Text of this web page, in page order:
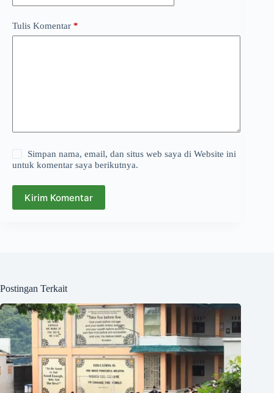
Tulis Komentar *
Simpan nama, email, dan situs web saya di Website ini
untuk komentar saya berikutnya.
Kirim Komentar
Postingan Terkait